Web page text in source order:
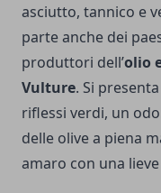
asciutto, tannico e
parte anche dei
produttori dell’olio
Vulture. Si
riflessi verdi, un
delle olive a piena
amaro con una